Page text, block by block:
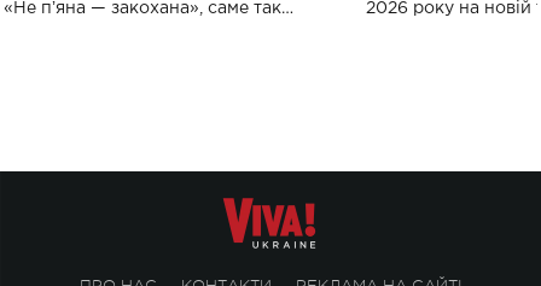
«Не пʼяна — закохана», саме так
2026 року на новій